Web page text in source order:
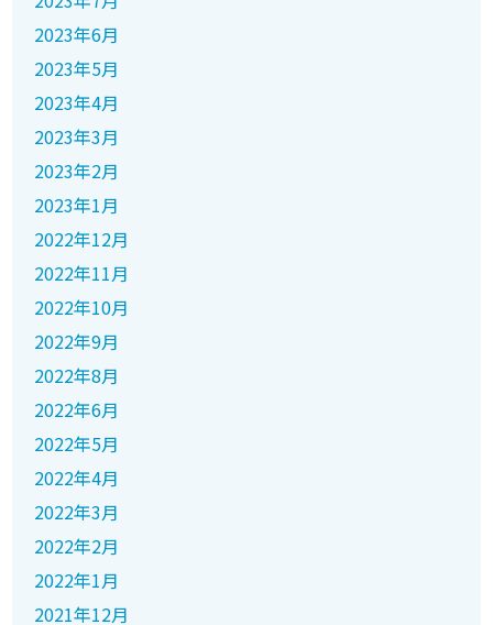
2023年6月
2023年5月
2023年4月
2023年3月
2023年2月
2023年1月
2022年12月
2022年11月
2022年10月
2022年9月
2022年8月
2022年6月
2022年5月
2022年4月
2022年3月
2022年2月
2022年1月
2021年12月